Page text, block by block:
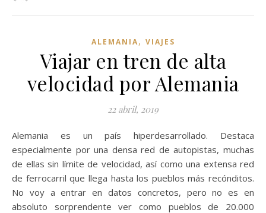
ALEMANIA, VIAJES
Viajar en tren de alta
velocidad por Alemania
22 abril, 2019
Alemania es un país hiperdesarrollado. Destaca
especialmente por una densa red de autopistas, muchas
de ellas sin límite de velocidad, así como una extensa red
de ferrocarril que llega hasta los pueblos más recónditos.
No voy a entrar en datos concretos, pero no es en
absoluto sorprendente ver como pueblos de 20.000